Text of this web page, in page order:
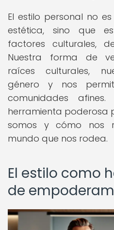
El estilo personal no
estética, sino que
factores culturales,
Nuestra forma de
raíces culturales,
género y nos
comunidades
herramienta poderosa
somos y cómo nos
mundo que nos rodea.
El estilo como
de